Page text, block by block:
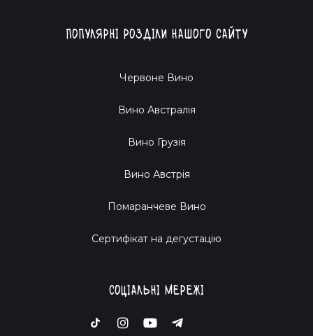
Популярні розділи нашого сайту
Червоне Вино
Вино Австралія
Вино Грузія
Вино Австрія
Помаранчеве Вино
Cертифікат на дегустацію
Соціальні мережі